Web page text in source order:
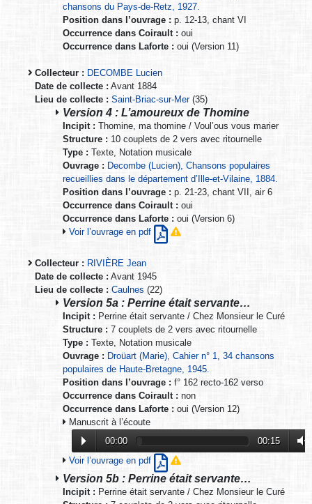
chansons du Pays-de-Retz, 1927.
Position dans l’ouvrage : p. 12-13, chant VI
Occurrence dans Coirault : oui
Occurrence dans Laforte : oui (Version 11)
Collecteur : DECOMBE Lucien
Date de collecte : Avant 1884
Lieu de collecte : Saint-Briac-sur-Mer(35)
Version 4 : L’amoureux de Thomine
Incipit : Thomine, ma thomine / Voul’ous vous marier
Structure : 10 couplets de 2 vers avec ritournelle
Type : Texte, Notation musicale
Ouvrage : Decombe (Lucien), Chansons populaires
recueillies dans le département d’Ille-et-Vilaine, 1884.
Position dans l’ouvrage : p. 21-23, chant VII, air 6
Occurrence dans Coirault : oui
Occurrence dans Laforte : oui (Version 6)
Voir l’ouvrage en pdf
Collecteur : RIVIÈRE Jean
Date de collecte : Avant 1945
Lieu de collecte : Caulnes (22)
Version 5a : Perrine était servante…
Incipit : Perrine était servante / Chez Monsieur le Curé
Structure : 7 couplets de 2 vers avec ritournelle
Type : Texte, Notation musicale
Ouvrage : Droüart (Marie), Cahier n° 1, 34 chansons
populaires de Haute-Bretagne, 1945.
Position dans l’ouvrage : f° 162 recto-162 verso
Occurrence dans Coirault : non
Occurrence dans Laforte : oui (Version 12)
Manuscrit à l’écoute
00:00
00:15
Voir l’ouvrage en pdf
Version 5b : Perrine était servante…
Incipit : Perrine était servante / Chez Monsieur le Curé